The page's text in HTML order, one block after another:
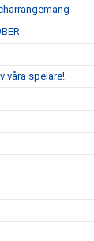
våra spelare!